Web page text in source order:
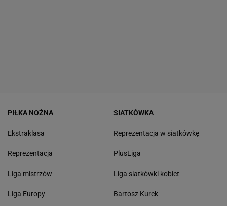
PIŁKA NOŻNA
Ekstraklasa
Reprezentacja
Liga mistrzów
Liga Europy
SIATKÓWKA
Reprezentacja w siatkówkę
PlusLiga
Liga siatkówki kobiet
Bartosz Kurek